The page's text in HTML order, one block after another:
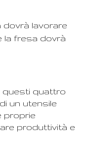
dovrà lavorare
la fresa dovrà
questi quattro
un utensile
proprie
produttività e